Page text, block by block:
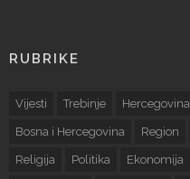
RUBRIKE
Vijesti Trebinje Hercegovina
Bosna i Hercegovina Region
Religija Politika Ekonomija